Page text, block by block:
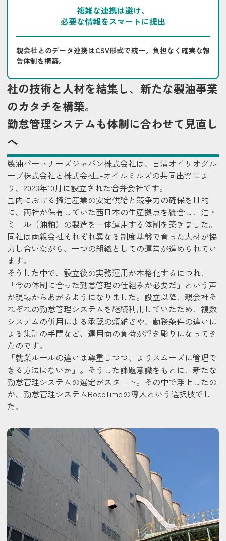
複雑な連携は避け、
必要な情報をスマートに提出
親会社とのデータ連携はCSV形式で統一。負担なく確実な報
告体制を構築。
社の技術と人材を結集し、新たな製油事業
のカタチを構築。
勤怠管理システムも体制に合わせて見直し
へ
製油パートナーズジャパン株式会社は、日清オイリオグル
ープ株式会社と株式会社J-オイルミルズの共同出資によ
り、2023年10月に設立された合弁会社です。
国内における搾油産業の安定供給と競争力の確保を目的
に、両社が保有していた西日本の生産拠点を統合し、油・
ミール（油粕）の製造を一体運用する体制を築きました。
同社は両親会社それぞれ異なる制度基盤で育った人材が協
力し合いながら、一つの組織としての運営が進められてい
ます。
そうした中で、設立後の実務運用が本格化するにつれ、
「今の体制に合った勤怠管理の仕組みが必要だ」という声
が現場からあがるようになりました。設立以降、親会社そ
れぞれの勤怠管理システムを継続利用していたため、複数
システムの併用による承認の煩雑さや、勤務条件の違いに
よる集計の手間など、運用面の負荷が浮き彫りになってき
たのです。
「就業ルールの違いは尊重しつつ、よりスムーズに管理で
きる方法はないか 」。そうした課題意識をもとに、新たな
勤怠管理システムの選定がスタート。その中で浮上したの
が、勤怠管理システムRocoTimeの導入という選択肢でし
た。